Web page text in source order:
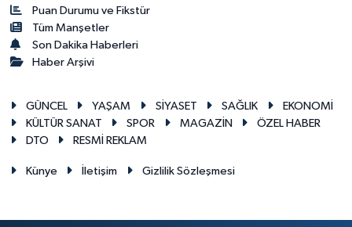
Puan Durumu ve Fikstür
Tüm Manşetler
Son Dakika Haberleri
Haber Arşivi
GÜNCEL YAŞAM SİYASET SAĞLIK
EKONOMİ
KÜLTÜR SANAT
SPOR MAGAZİN
ÖZEL HABER
DTO
RESMİ REKLAM
Künye İletişim Gizlilik Sözleşmesi